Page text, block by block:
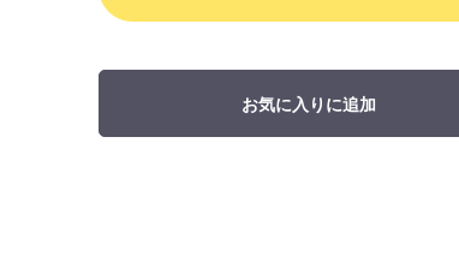
お気に入りに追加